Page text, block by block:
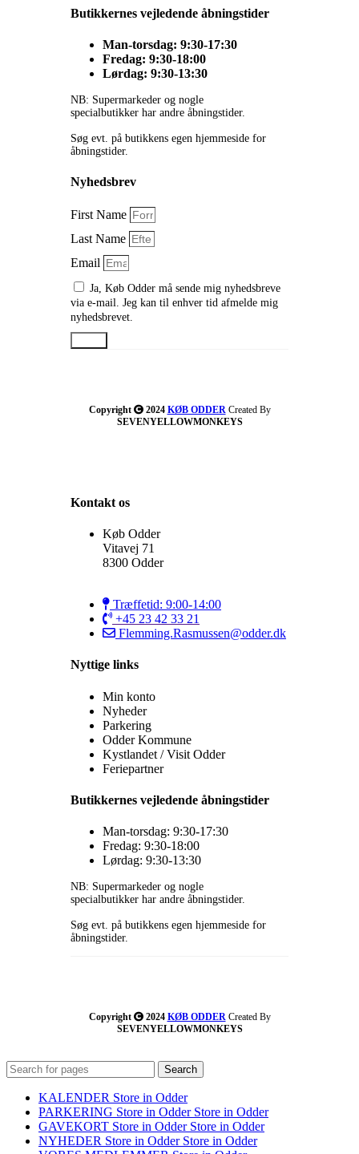
Butikkernes vejledende åbningstider
Man-torsdag: 9:30-17:30
Fredag: 9:30-18:00
Lørdag: 9:30-13:30
NB: Supermarkeder og nogle
specialbutikker har andre åbningstider.
Søg evt. på butikkens egen hjemmeside for
åbningstider.
Nyhedsbrev
First Name
Last Name
Email
Ja, Køb Odder må sende mig nyhedsbreve
via e-mail. Jeg kan til enhver tid afmelde mig
nyhedsbrevet.
Copyright 2024 KØB ODDER Created By
SEVENYELLOWMONKEYS
Kontakt os
Køb Odder
Vitavej 71
8300 Odder
Træffetid: 9:00-14:00
+45 23 42 33 21
Flemming.Rasmussen@odder.dk
Nyttige links
Min konto
Nyheder
Parkering
Odder Kommune
Kystlandet / Visit Odder
Feriepartner
Butikkernes vejledende åbningstider
Man-torsdag: 9:30-17:30
Fredag: 9:30-18:00
Lørdag: 9:30-13:30
NB: Supermarkeder og nogle
specialbutikker har andre åbningstider.
Søg evt. på butikkens egen hjemmeside for
åbningstider.
Copyright 2024 KØB ODDERCreated By
SEVENYELLOWMONKEYS
Search
KALENDER Store in Odder
PARKERING Store in Odder Store in Odder
GAVEKORT Store in Odder Store in Odder
NYHEDER Store in Odder Store in Odder